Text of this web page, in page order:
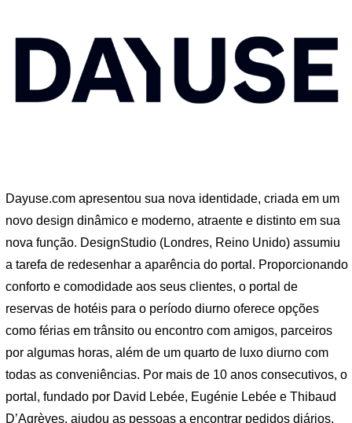
Dayuse.com apresentou sua nova identidade, criada em um
novo design dinâmico e moderno, atraente e distinto em sua
nova função. DesignStudio (Londres, Reino Unido) assumiu
a tarefa de redesenhar a aparência do portal. Proporcionando
conforto e comodidade aos seus clientes, o portal de
reservas de hotéis para o período diurno oferece opções
como férias em trânsito ou encontro com amigos, parceiros
por algumas horas, além de um quarto de luxo diurno com
todas as conveniências. Por mais de 10 anos consecutivos, o
portal, fundado por David Lebée, Eugénie Lebée e Thibaud
D’Agrèves, ajudou as pessoas a encontrar pedidos diários,